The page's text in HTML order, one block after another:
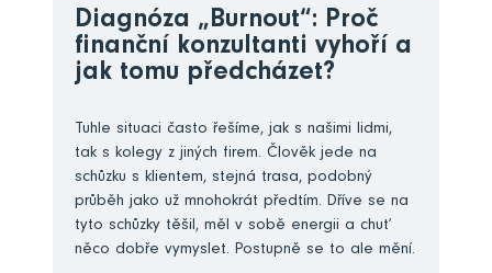
Diagnóza „Burnout“: Proč
finanční konzultanti vyhoří a
jak tomu předcházet?
Tuhle situaci často řešíme, jak s našimi lidmi,
tak s kolegy z jiných firem. Člověk jede na
schůzku s klientem, stejná trasa, podobný
průběh jako už mnohokrát předtím. Dříve se na
tyto schůzky těšil, měl v sobě energii a chuť
něco dobře vymyslet. Postupně se to ale mění.